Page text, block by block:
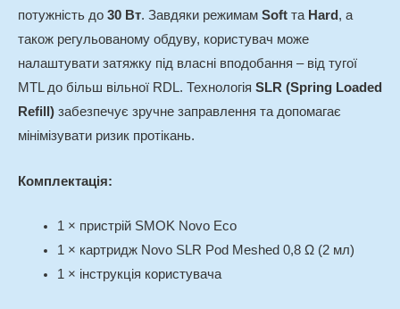
потужність до 30 Вт. Завдяки режимам Soft та Hard , а
також регульованому обдуву, користувач може
налаштувати затяжку під власні вподобання – від тугої
MTL до більш вільної RDL. Технологія SLR (Spring Loaded
Refill) забезпечує зручне заправлення та допомагає
мінімізувати ризик протікань.
Комплектація:
1 × пристрій SMOK Novo Eco
1 × картридж Novo SLR Pod Meshed 0,8 Ω (2 мл)
1 × інструкція користувача